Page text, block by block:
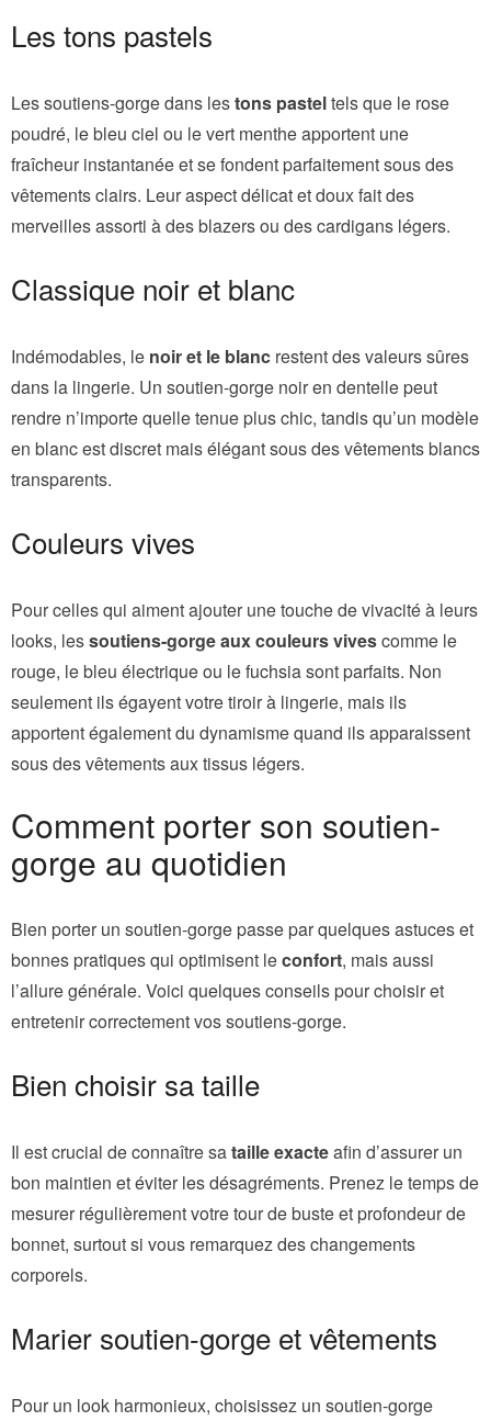
Les tons pastels
Les soutiens-gorge dans lestons pasteltels que le rose
poudré, le bleu ciel ou le vert menthe apportent une
fraîcheur instantanée et se fondent parfaitement sous des
vêtements clairs. Leur aspect délicat et doux fait des
merveilles assorti à des blazers ou des cardigans légers.
Classique noir et blanc
Indémodables, le noir et le blanc restent des valeurs sûres
dans la lingerie. Un soutien-gorge noir en dentelle peut
rendre n’importe quelle tenue plus chic, tandis qu’un modèle
en blanc est discret mais élégant sous des vêtements blancs
transparents.
Couleurs vives
Pour celles qui aiment ajouter une touche de vivacité à leurs
looks, lessoutiens-gorge aux couleurs vivescomme le
rouge, le bleu électrique ou le fuchsia sont parfaits. Non
seulement ils égayent votre tiroir à lingerie, mais ils
apportent également du dynamisme quand ils apparaissent
sous des vêtements aux tissus légers.
Comment porter son soutien-
gorge au quotidien
Bien porter un soutien-gorge passe par quelques astuces et
bonnes pratiques qui optimisent leconfort, mais aussi
l’allure générale. Voici quelques conseils pour choisir et
entretenir correctement vos soutiens-gorge.
Bien choisir sa taille
Il est crucial de connaître sataille exacteafin d’assurer un
bon maintien et éviter les désagréments. Prenez le temps de
mesurer régulièrement votre tour de buste et profondeur de
bonnet, surtout si vous remarquez des changements
corporels.
Marier soutien-gorge et vêtements
Pour un look harmonieux, choisissez un soutien-gorge